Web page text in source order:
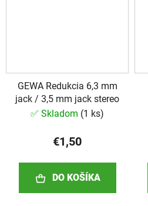
GEWA Redukcia 6,3 mm
jack / 3,5 mm jack stereo
✅ Skladom (1 ks)
€1,50
DO KOŠÍKA